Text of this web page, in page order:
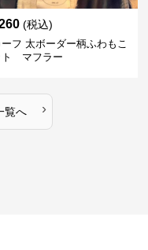
(税込)
フ 太ボーダー柄ふわもこ
ト マフラー
覧へ ›